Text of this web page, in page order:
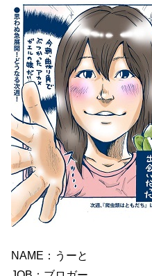
NAME：うーと